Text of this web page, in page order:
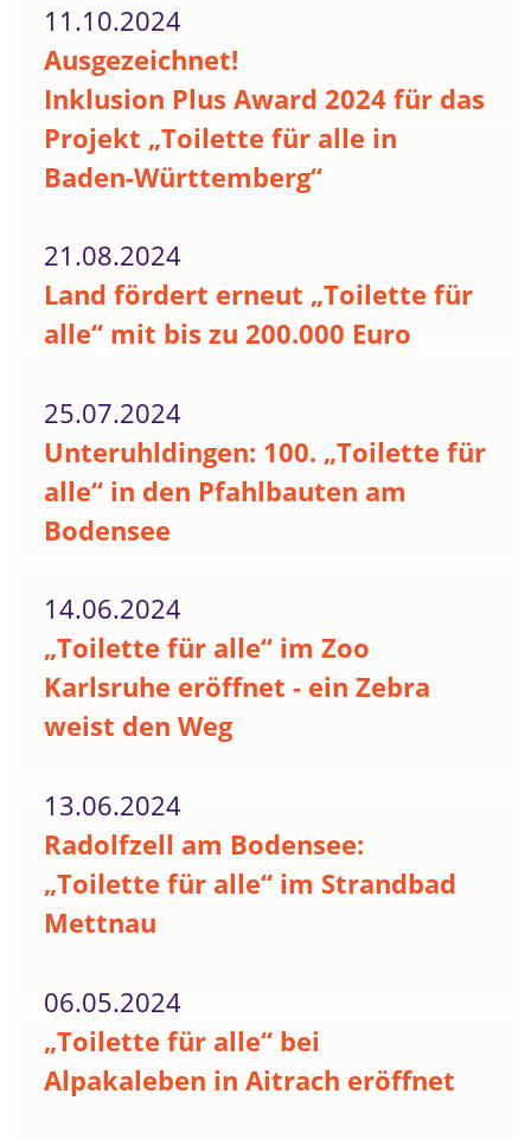
11.10.2024
Ausgezeichnet!
Inklusion Plus Award 2024 für das
Projekt „Toilette für alle in
Baden-Württemberg“
21.08.2024
Land fördert erneut „Toilette für
alle“ mit bis zu 200.000 Euro
25.07.2024
Unteruhldingen: 100. „Toilette für
alle“ in den Pfahlbauten am
Bodensee
14.06.2024
„Toilette für alle“ im Zoo
Karlsruhe eröffnet - ein Zebra
weist den Weg
13.06.2024
Radolfzell am Bodensee:
„Toilette für alle“ im Strandbad
Mettnau
06.05.2024
„Toilette für alle“ bei
Alpakaleben in Aitrach eröffnet